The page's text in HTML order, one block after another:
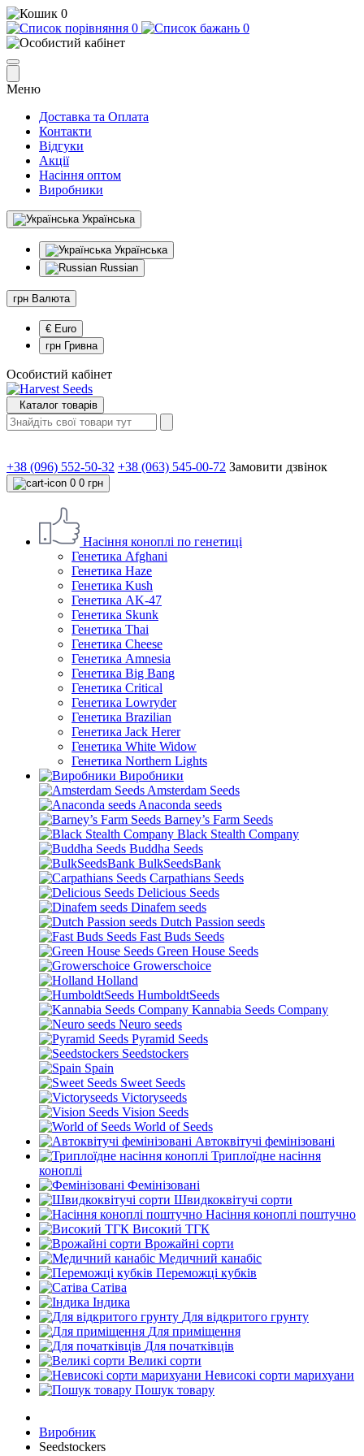
0
0
0
Меню
Доставка та Оплата
Контакти
Відгуки
Акції
Насіння оптом
Виробники
Українська
Українська
Russian
грн Валюта
€ Euro
грн Гривна
Особистий кабінет
Каталог товарів
+38 (096) 552-50-32 +38 (063) 545-00-72 Замовити дзвінок
0 0 грн
Насіння коноплі по генетиці
Генетика Afghani
Генетика Haze
Генетика Kush
Генетика AK-47
Генетика Skunk
Генетика Thai
Генетика Cheese
Генетика Amnesia
Генетика Big Bang
Генетика Critical
Генетика Lowryder
Генетика Brazilian
Генетика Jack Herer
Генетика White Widow
Генетика Northern Lights
Виробники
Amsterdam Seeds
Anaconda seeds
Barney’s Farm Seeds
Black Stealth Company
Buddha Seeds
BulkSeedsBank
Carpathians Seeds
Delicious Seeds
Dinafem seeds
Dutch Passion seeds
Fast Buds Seeds
Green House Seeds
Growerschoice
Holland
HumboldtSeeds
Kannabia Seeds Company
Neuro seeds
Pyramid Seeds
Seedstockers
Spain
Sweet Seeds
Victoryseeds
Vision Seeds
World of Seeds
Автоквітучі фемінізовані
Триплоїдне насіння
коноплі
Фемінізовані
Швидкоквітучі сорти
Насіння коноплі поштучно
Високий ТГК
Врожайні сорти
Медичний канабіс
Переможці кубків
Сатіва
Індика
Для відкритого грунту
Для приміщення
Для початківців
Великі сорти
Невисокі сорти марихуани
Пошук товару
Виробник
Seedstockers